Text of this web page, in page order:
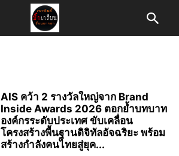
AIS คว้า 2 รางวัลใหญ่จาก Brand
Inside Awards 2026 ตอกย้ำบทบาท
องค์กรระดับประเทศ ขับเคลื่อน
โครงสร้างพื้นฐานดิจิทัลอัจฉริยะ พร้อม
สร้างกำลังคนไทยสู่ยุค...